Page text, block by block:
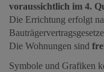
voraussichtlich im 4.
Die Errichtung erfolgt
Die Wohnungen sind
Symbole und Grafiken